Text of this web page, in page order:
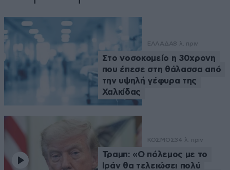
ΕΛΛΑΔΑ8 λ. πριν
Στο νοσοκομείο η 30χρονη
που έπεσε στη θάλασσα από
την υψηλή γέφυρα της
Χαλκίδας
ΚΟΣΜΟΣ34 λ. πριν
Τραμπ: «Ο πόλεμος με το
Ιράν θα τελειώσει πολύ